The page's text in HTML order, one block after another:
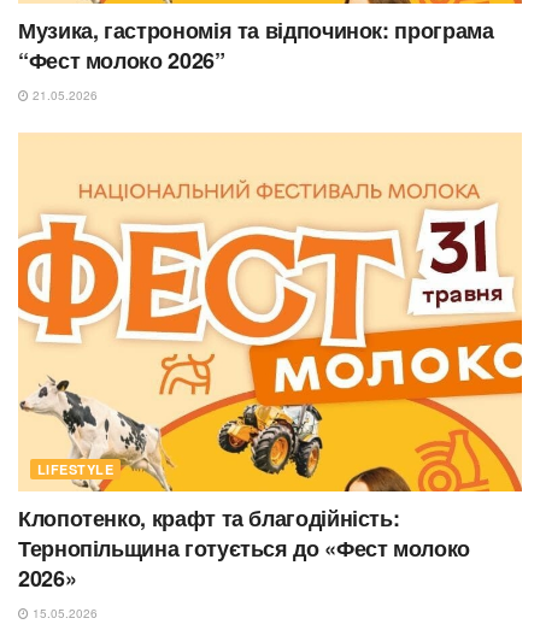
Музика, гастрономія та відпочинок: програма
“Фест молоко 2026”
21.05.2026
LIFESTYLE
Клопотенко, крафт та благодійність:
Тернопільщина готується до «Фест молоко
2026»
15.05.2026